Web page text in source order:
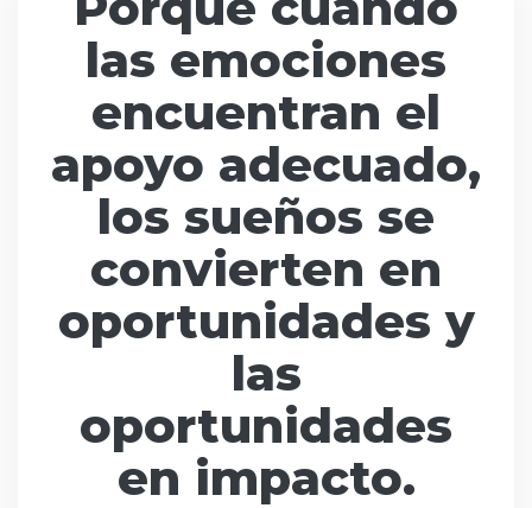
las emociones
encuentran el
apoyo adecuado,
los sueños se
convierten en
oportunidades y
las
oportunidades
en impacto.